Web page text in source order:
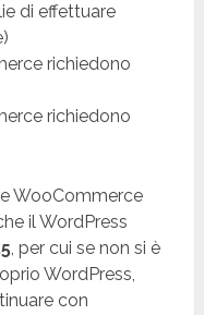
di effettuare
richiedono
richiedono
WooCommerce
il WordPress
, per cui se non si è
WordPress,
con